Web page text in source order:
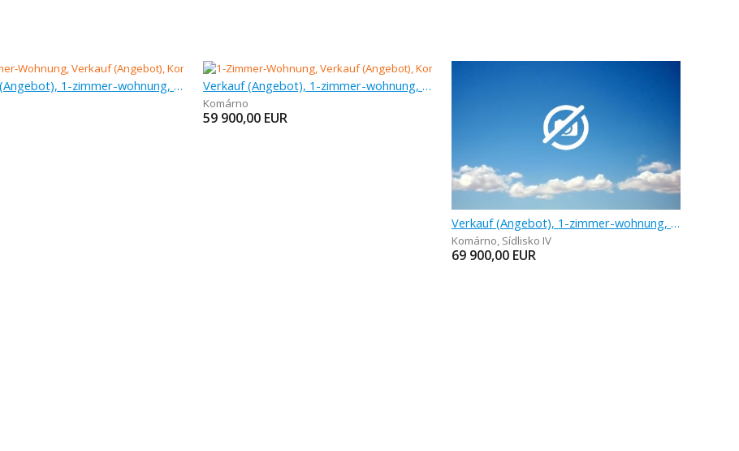
Verkauf (Angebot), 1-zimmer-wohnung, 42 m Verkauf (Angebot), 1-zimmer-wohnung, 28 m
Komárno
59 900,00 EUR
Verkauf (Angebot), 1-zimmer-wohnung, 42 m
Komárno, Sídlisko IV
69 900,00 EUR